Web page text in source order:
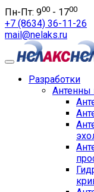
Пн-Пт: 900 - 1700
+7 (8634) 36-11-26
mail@nelaks.ru
Разработки
Антенны